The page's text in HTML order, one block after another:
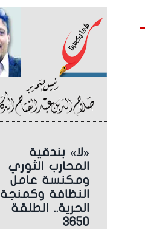
«لا» بندقية
المحارب الثوري
ومكنسة عامل
النظافة وكمنجة
الحرية.. الطلقة
3650